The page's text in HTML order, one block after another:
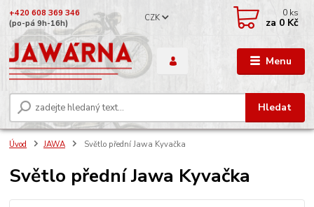
Menu
CZK
Hledat
+420 608 369 346
(po-pá 9h-16h)
0 ks
za 0 Kč
Úvod JAWA Světlo přední Jawa Kyvačka
Světlo přední Jawa Kyvačka